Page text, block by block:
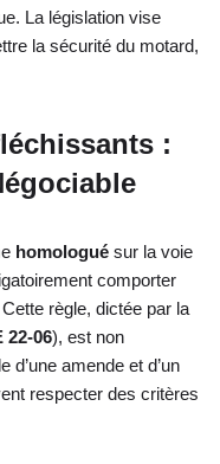
La législation vise
la sécurité du motard,
:
homologué sur la voie
comporter
Cette règle, dictée par la
22-06), est non
amende et d’un
respecter des critères